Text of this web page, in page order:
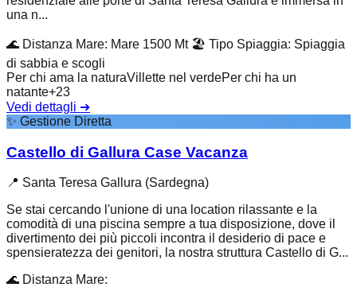
una n...
🌊 Distanza Mare: Mare 1500 Mt 🏖️ Tipo Spiaggia: Spiaggia
di sabbia e scogli
Per chi ama la naturaVillette nel verdePer chi ha un
natante+23
Vedi dettagli ➔
✨ Gestione Diretta
Castello di Gallura Case Vacanza
📍 Santa Teresa Gallura (Sardegna)
Se stai cercando l'unione di una location rilassante e la
comodità di una piscina sempre a tua disposizione, dove il
divertimento dei più piccoli incontra il desiderio di pace e
spensieratezza dei genitori, la nostra struttura Castello di G...
🌊 Distanza Mare: